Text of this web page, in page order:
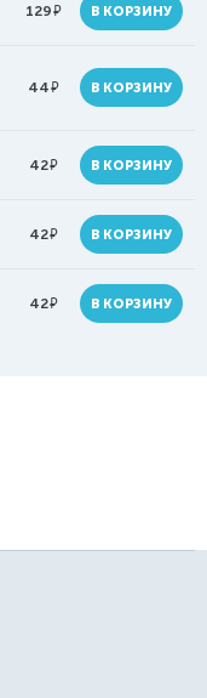
129руб. В КОРЗИНУ
44руб. В КОРЗИНУ
42руб. В КОРЗИНУ
42руб. В КОРЗИНУ
42руб. В КОРЗИНУ